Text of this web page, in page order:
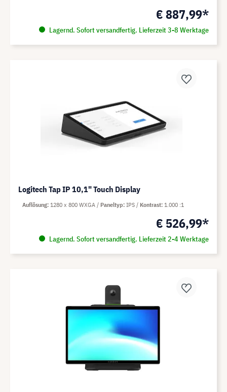
€ 887,99*
Lagernd. Sofort versandfertig. Lieferzeit 3-8 Werktage
Logitech Tap IP 10,1" Touch Display
€ 526,99*
Lagernd. Sofort versandfertig. Lieferzeit 2-4 Werktage
Auflösung 1280 x 800 WXGA Paneltyp IPS Kontrast 1.000 :1